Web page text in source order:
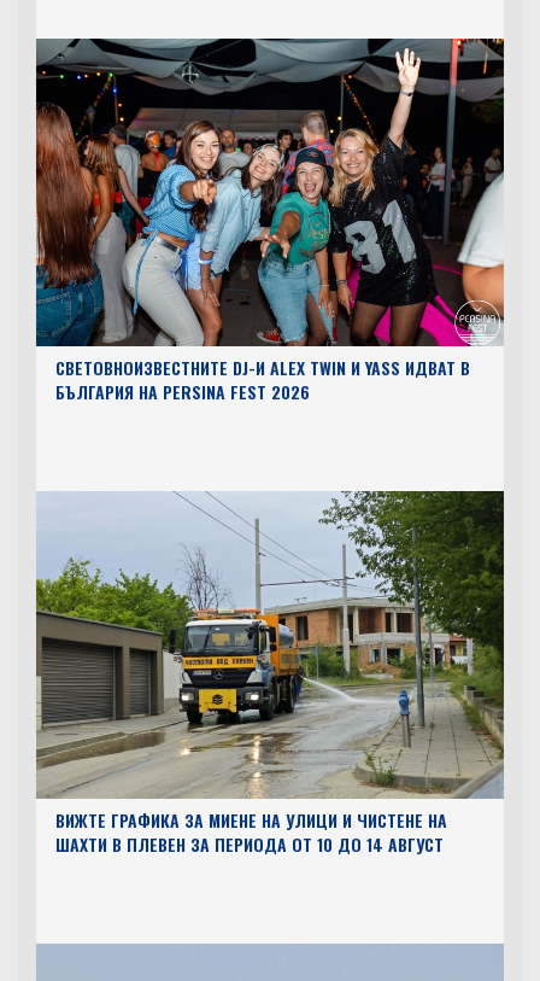
СВЕТОВНОИЗВЕСТНИТЕ DJ-И ALEX TWIN И YASS ИДВАТ В
БЪЛГАРИЯ НА PERSINA FEST 2026
ВИЖТЕ ГРАФИКА ЗА МИЕНЕ НА УЛИЦИ И ЧИСТЕНЕ НА
ШАХТИ В ПЛЕВЕН ЗА ПЕРИОДА ОТ 10 ДО 14 АВГУСТ